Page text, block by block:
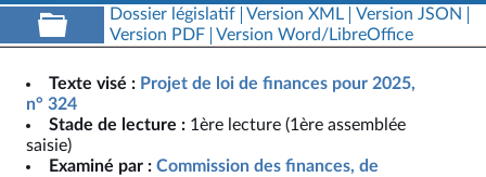
Dossier législatif Version XML
Version JSON
Version PDF
Version Word/LibreOffice
Texte visé : Projet de loi de finances pour 2025,
n° 324
Stade de lecture : 1ère lecture (1ère assemblée
saisie)
Examiné par : Commission des finances, de